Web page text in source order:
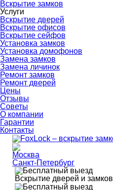
Вскрытие замков
Услуги
Вскрытие дверей
Вскрытие офисов
Вскрытие сейфов
Установка замков
Установка домофонов
Замена замков
Замена личинок
Ремонт замков
Ремонт дверей
Цены
Отзывы
Советы
О компании
Гарантии
Контакты
Москва
Санкт-Петербург
Вскрытие дверей и замков